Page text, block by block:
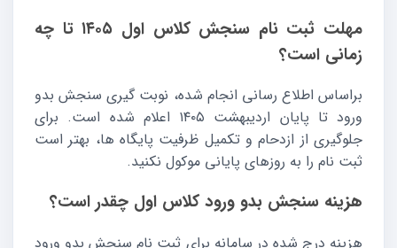
مهلت ثبت نام سنجش کلاس اول ۱۴۰۵ تا چه
زمانی است؟
براساس اطلاع رسانی انجام شده، نوبت گیری سنجش بدو
ورود تا پایان اردیبهشت ۱۴۰۵ اعلام شده است. برای
جلوگیری از ازدحام و تکمیل ظرفیت پایگاه ها، بهتر است
ثبت نام را به روزهای پایانی موکول نکنید.
هزینه سنجش بدو ورود کلاس اول چقدر است؟
هزینه درج شده در سامانه برای ثبت نام سنجش بدو ورود